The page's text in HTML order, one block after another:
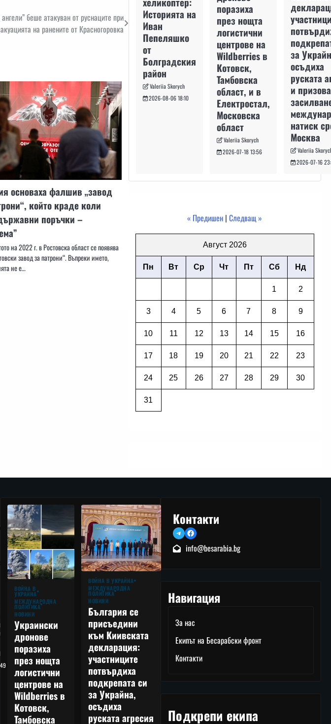
беше атакуван от руснаците при
на ранените от Красногоровка
основаха фалшив „завод
който краде коли
поръчки –
на 2022 г. в Ростовска област се появява
завод за патрони“. Въпреки името,
не е…
Историята на
Иван
Пепеляшко
от
Болградския
район
Valeriia Skorych
2026-08-06 18:10
поразиха
през нощта
логистични
центрове на
Wildberries в
Котовск,
Тамбовска
област, и в
Електростал,
Московска
област
Valeriia Skorych
2026-07-18 13:56
за
осъдиха
руската
и
натиск
Москва
Valeriia
2026-07-16
« Предишен |Следващ »
Август 2026
Пн Вт Ср Чт Пт Сб Нд
1 2
3 4 5 6 7 8 9
10 11 12 13 14 15 16
17 18 19 20 21 22 23
24 25 26 27 28 29 30
31
ВОЙНА В
УКРАЙНА
МЕЖДУНАРОДНА
ПОЛИТИКА
НОВИНИ
Украински
дронове
поразиха
през нощта
логистични
центрове на
Wildberries в
Котовск,
Тамбовска
ВОЙНА В УКРАЙНА
МЕЖДУНАРОДНА
ПОЛИТИКА
НОВИНИ
България се
присъедини
към Киивската
декларация:
участниците
потвърдиха
подкрепата си
за Украйна,
осъдиха
руската агресия
Контакти
TelegramFacebook
info@besarabia.bg
Навигация
За нас
Екипът на Бесарабски фронт
Контакти
Подкрепи екипа